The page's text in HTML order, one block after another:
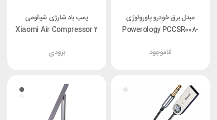
مبدل برق خودرو پاورولوژی
Powerology PCCSR008-
ناموجود!
پمپ باد شارژی شیائومی
Xiaomi Air Compressor 2
بزودی